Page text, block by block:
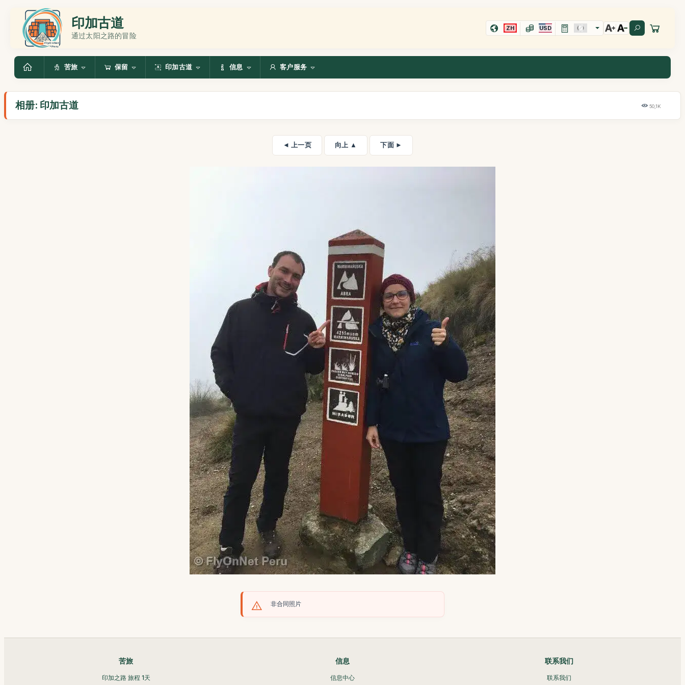
印加古道
通过太阳之路的冒险
ZH USD
苦旅 保留 印加古道 信息 客户服务
相册: 印加古道 50,1K
◄ 上一页 向上 ▲ 下面 ►
非合同照片
苦旅
印加之路 旅程 1天
信息
信息中心
联系我们
联系我们